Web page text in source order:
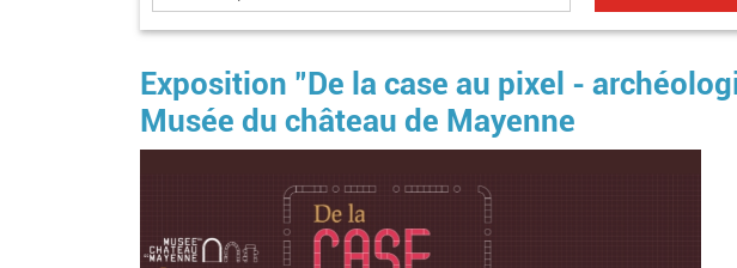
Exposition "De la case au pixel -
Musée du château de Mayenne